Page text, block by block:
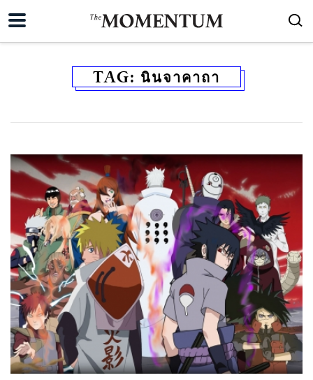
TAG: นินจาคาถา
ค้นหา
SHARE TWEET LINE EMAIL